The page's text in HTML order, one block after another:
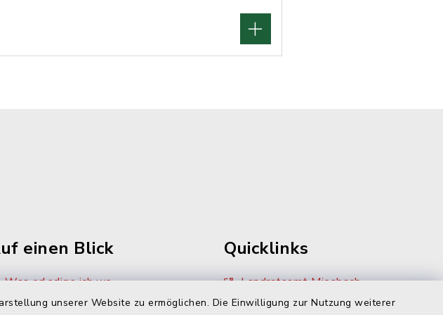
unserer Website zu ermöglichen. Die Einwilligung zur Nutzung weiterer
einen Blick
Was erledige ich wo
Quicklinks
Landratsamt Miesbach